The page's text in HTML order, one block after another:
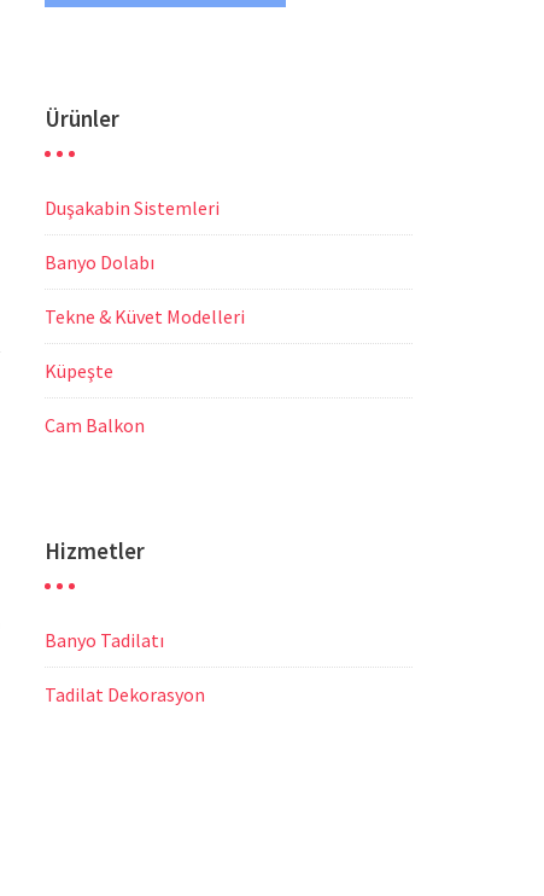
Ürünler
Duşakabin Sistemleri
Banyo Dolabı
Tekne & Küvet Modelleri
Küpeşte
Cam Balkon
Hizmetler
Banyo Tadilatı
Tadilat Dekorasyon